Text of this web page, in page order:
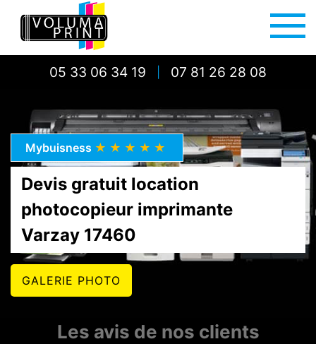
05 33 06 34 19 07 81 26 28 08
Mybuisness ★★★★★
Devis gratuit location
photocopieur imprimante
Varzay 17460
GALERIE PHOTO
Les avis de nos clients